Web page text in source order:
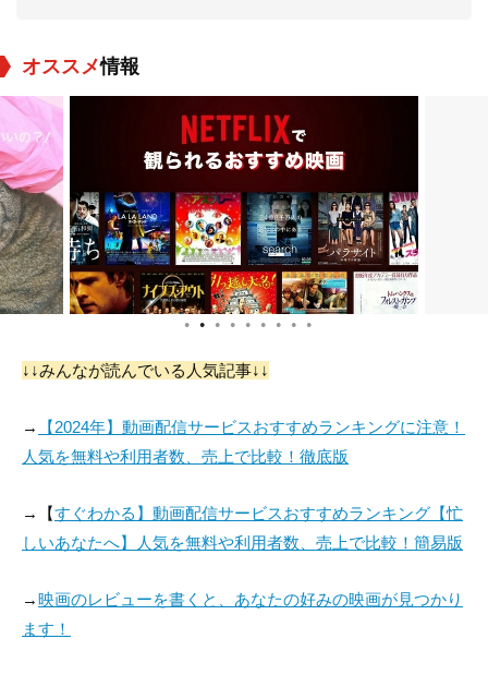
オススメ情報
● ● ● ● ● ● ● ● ●
↓↓みんなが読んでいる人気記事↓↓
→
【2024年】動画配信サービスおすすめランキングに注意！
人気を無料や利用者数、売上で比較！徹底版
→【すぐわかる】動画配信サービスおすすめランキング【忙
しいあなたへ】人気を無料や利用者数、売上で比較！簡易版
→映画のレビューを書くと、あなたの好みの映画が見つかり
ます！